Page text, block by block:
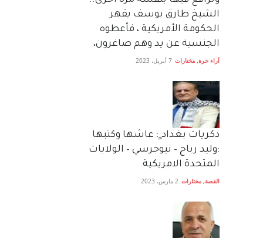
الشيخ طارق يوسف يقهر
الحكومة الأمريكية ، فأعطوه
الجنسية عن يد وهم صاغرون،
آراء حرة, مختارات 7 أبريل، 2023
دكريات بغداد ٍ: عاشها وكتبها
:وليد رباح – نيوجرسي – الولايات
المتحدة الامريكية
القصة, مختارات 2 مارس، 2023